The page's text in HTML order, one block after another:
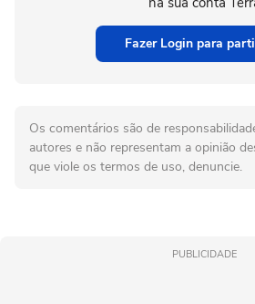
Fazer Login para
Os comentários são de
autores e não representam a opinião
que viole os termos de uso, denuncie.
PUBLICIDADE